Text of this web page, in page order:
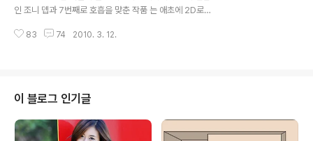
희망을 제시하는, 어찌보면 고결한 일을 하고 있다. 그런 그
의 앞에 온라인 해고시스템, 즉 화상채팅을 통한 해고를 제
안하는 신입 나탈리(안나 켄드릭)가 등장하면서 라이언의
인 조니 뎁과 7번째로 호흡을 맞춘 작품 는 애초에 2D로
를 3D로 접한 관객들의 평을 보면 의 충격에서 채 벗어나
시코우스카와 조니 뎁, 헬레나 본햄 카터, 앤 해서웨이가 출
연하고 있고, 마이클 쉰이나 알란 릭맨, 티모시 스폴 등 영
국 유명배우들의 목소리 연기도 감상할 수가 있다. 루이스
캐럴의 원작인 와 를 읽어 보진 못했지만 어쨌거나 팀 버튼
83 74 2010. 3. 12.
이 블로그 인기글